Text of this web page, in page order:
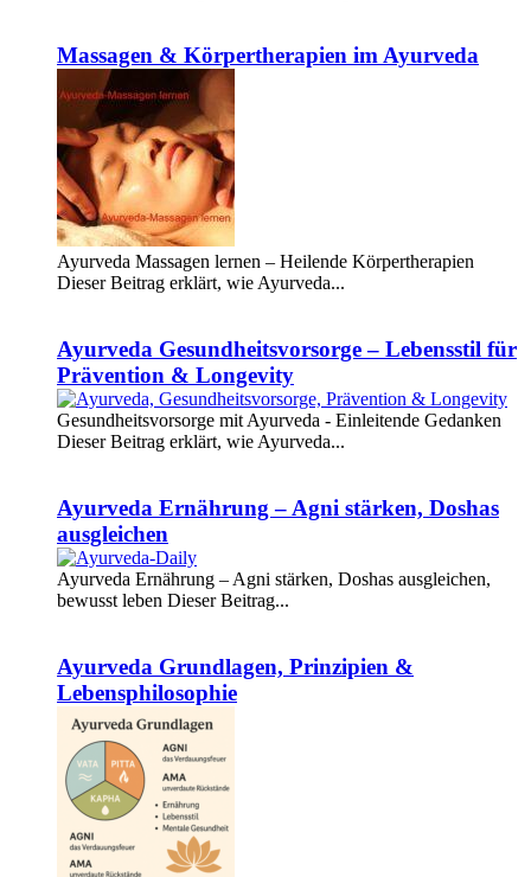
Massagen & Körpertherapien im Ayurveda
Ayurveda Massagen lernen – Heilende Körpertherapien
Dieser Beitrag erklärt, wie Ayurveda...
Ayurveda Gesundheitsvorsorge – Lebensstil für
Prävention & Longevity
Gesundheitsvorsorge mit Ayurveda - Einleitende Gedanken
Dieser Beitrag erklärt, wie Ayurveda...
Ayurveda Ernährung – Agni stärken, Doshas
ausgleichen
Ayurveda Ernährung – Agni stärken, Doshas ausgleichen,
bewusst leben Dieser Beitrag...
Ayurveda Grundlagen, Prinzipien &
Lebensphilosophie